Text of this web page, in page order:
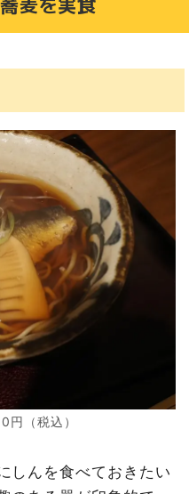
円（税込）
しんを食べておきたい